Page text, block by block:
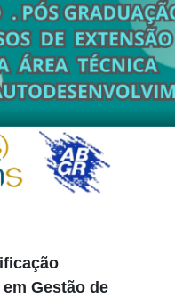
Gestão de